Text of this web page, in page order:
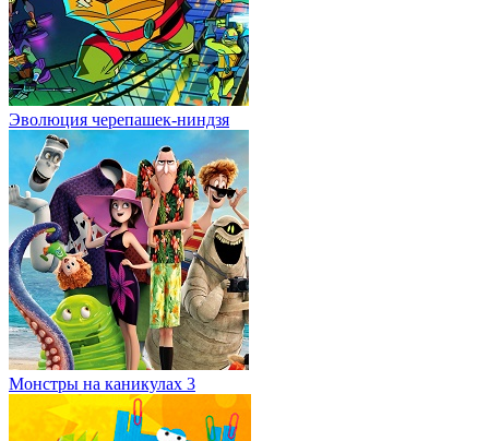
Эволюция черепашек-ниндзя
Монстры на каникулах 3